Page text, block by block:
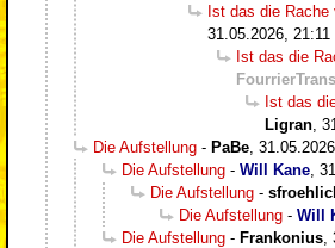
Ist das die Rache
31.05.2026, 21:11
Ist das die
FourrierTrans
Ist das
Ligran
Die Aufstellung - PaBe
Die Aufstellung - Will Kane
Die Aufstellung -
Die Aufstellung - Will
Die Aufstellung - Frankonius